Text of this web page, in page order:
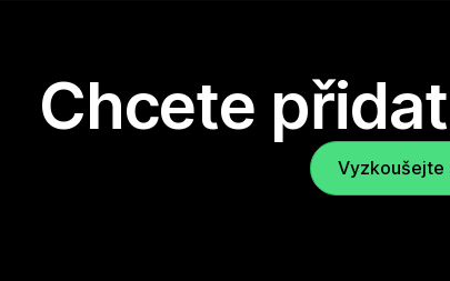
Chcete
Vyzkoušejte